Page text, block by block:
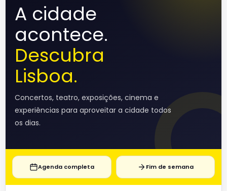
A cidade
acontece.
Descubra
Lisboa.
Concertos, teatro, exposições, cinema e
experiências para aproveitar a cidade todos
os dias.
Agenda completa Fim de semana